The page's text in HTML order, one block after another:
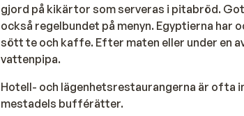
gjord på kikärtor som serveras i pitabröd.
också regelbundet på menyn. Egyptierna har
sött te och kaffe. Efter maten eller under en
vattenpipa.
Hotell- och lägenhetsrestaurangerna är ofta
mestadels bufférätter.